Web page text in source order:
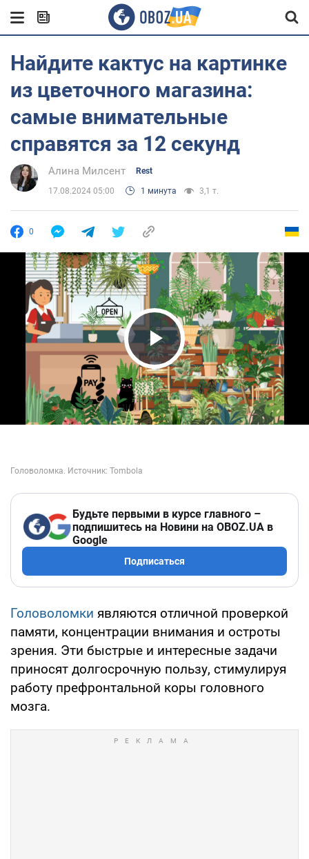
Найдите кактус на картинке
из цветочного магазина:
самые внимательные
справятся за 12 секунд
Алина Милсент Rest
17.08.2024 05:00 1 минута 3,1 т.
0
Play Video
Будьте первыми в курсе главного –
подпишитесь на Новини на OBOZ.UA в
Google
Подписаться
Головоломки являются отличной проверкой
памяти, концентрации внимания и остроты
зрения. Эти быстрые и интересные задачи
приносят долгосрочную пользу, стимулируя
работу префронтальной коры головного
мозга.